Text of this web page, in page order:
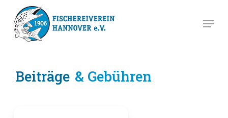
main
Beiträge & Gebühren